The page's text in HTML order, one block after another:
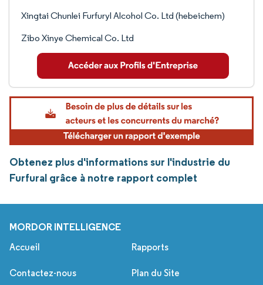
Xingtai Chunlei Furfuryl Alcohol Co. Ltd (hebeichem)
Zibo Xinye Chemical Co. Ltd
Obtenez plus d'informations sur l'industrie du
Furfural grâce à notre rapport complet
MORDOR INTELLIGENCE
Accueil Rapports
Contactez-nous Plan du Site